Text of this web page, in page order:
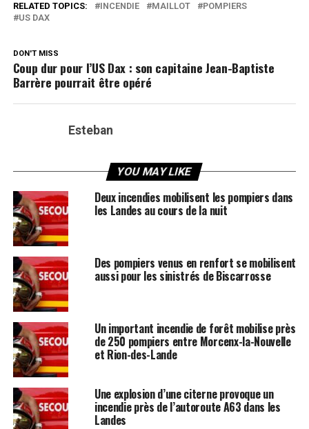
RELATED TOPICS: INCENDIE MAILLOT
POMPIERS
US DAX
DON'T MISS
Coup dur pour l’US Dax : son capitaine Jean-Baptiste
Barrère pourrait être opéré
Esteban
YOU MAY LIKE
Deux incendies mobilisent les pompiers dans
les Landes au cours de la nuit
Des pompiers venus en renfort se mobilisent
aussi pour les sinistrés de Biscarrosse
Un important incendie de forêt mobilise près
de 250 pompiers entre Morcenx-la-Nouvelle
et Rion-des-Lande
Une explosion d’une citerne provoque un
incendie près de l’autoroute A63 dans les
Landes